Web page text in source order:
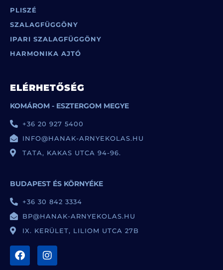
PLISZÉ
SZALAGFÜGGÖNY
IPARI SZALAGFÜGGÖNY
HARMONIKA AJTÓ
ELÉRHETŐSÉG
KOMÁROM - ESZTERGOM MEGYE
+36 20 927 5400
INFO@HANAK-ARNYEKOLAS.HU
TATA, KAKAS UTCA 94-96.
BUDAPEST ÉS KÖRNYÉKE
+36 30 842 3334
BP@HANAK-ARNYEKOLAS.HU
IX. KERÜLET, LILIOM UTCA 27B